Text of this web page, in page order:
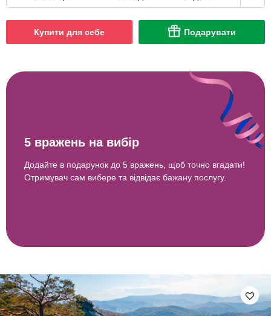
Купити для себе Подарувати
5 вражень на вибір
Додайте в подарунок до 5 вражень, щоб точно вгадати!
Отримувач сам вибере та відвідає бажану послугу.